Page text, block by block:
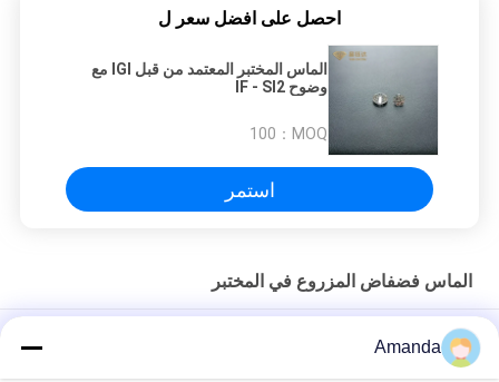
احصل على افضل سعر ل
الماس المختبر المعتمد من قبل IGI مع
وضوح IF - SI2
MOQ：
100
استمر
الماس فضفاض المزروع في المختبر
مؤشر 5 مؤشر أبيض
Amanda